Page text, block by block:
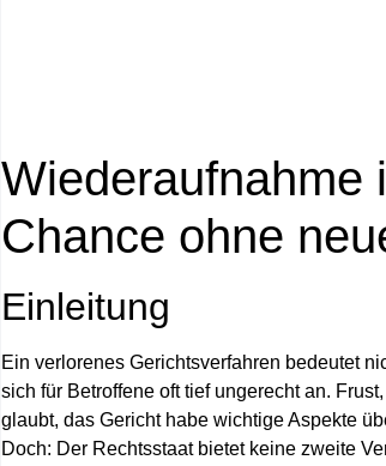
Wiederaufnahme
Chance ohne
Einleitung
Ein verlorenes Gerichtsverfahren bedeutet
sich für Betroffene oft tief ungerecht an.
glaubt, das Gericht habe wichtige Aspekte
Doch: Der Rechtsstaat bietet keine zweite